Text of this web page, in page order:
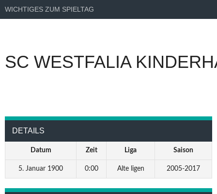
WICHTIGES ZUM SPIELTAG
SC WESTFALIA
DETAILS
Datum Zeit Liga Saison
5. Januar 1900 0:00 Alte ligen 2005-2017